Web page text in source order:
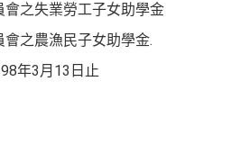
會之失業勞工子女助學金
會之農漁民子女助學金.
年3月13日止